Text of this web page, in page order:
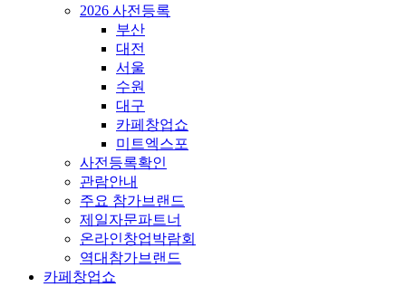
2026 사전등록
부산
대전
서울
수원
대구
카페창업쇼
미트엑스포
사전등록확인
관람안내
주요 참가브랜드
제일자문파트너
온라인창업박람회
역대참가브랜드
카페창업쇼